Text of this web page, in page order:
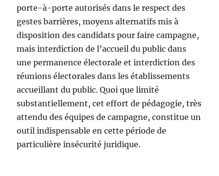
porte-à-porte autorisés dans le respect des
gestes barrières, moyens alternatifs mis à
disposition des candidats pour faire campagne,
mais interdiction de l’accueil du public dans
une permanence électorale et interdiction des
réunions électorales dans les établissements
accueillant du public. Quoi que limité
substantiellement, cet effort de pédagogie, très
attendu des équipes de campagne, constitue un
outil indispensable en cette période de
particulière insécurité juridique.